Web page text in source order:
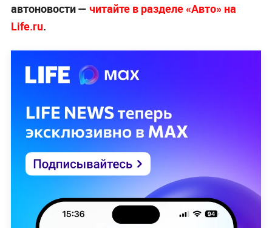
автоновости — читайте в разделе «Авто» на
Life.ru.